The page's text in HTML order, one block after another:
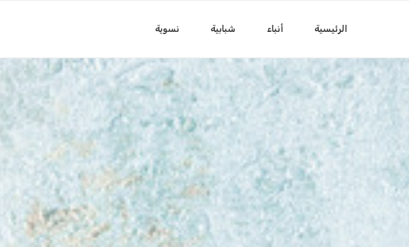
الرئيسية أنباء شبابية نسوية